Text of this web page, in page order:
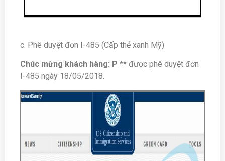
c. Phê duyệt đơn I-485 (Cấp thẻ xanh Mỹ)
Chúc mừng khách hàng: P ** được phê duyệt đơn
I-485 ngày 18/05/2018.